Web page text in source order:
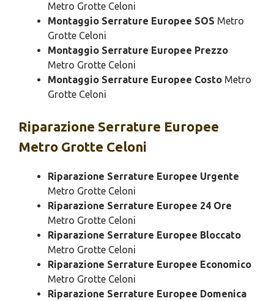
Metro Grotte Celoni
Montaggio Serrature Europee SOS Metro
Grotte Celoni
Montaggio Serrature Europee Prezzo
Metro Grotte Celoni
Montaggio Serrature Europee Costo Metro
Grotte Celoni
Riparazione Serrature Europee
Metro Grotte Celoni
Riparazione Serrature Europee Urgente
Metro Grotte Celoni
Riparazione Serrature Europee 24 Ore
Metro Grotte Celoni
Riparazione Serrature Europee Bloccato
Metro Grotte Celoni
Riparazione Serrature Europee Economico
Metro Grotte Celoni
Riparazione Serrature Europee Domenica